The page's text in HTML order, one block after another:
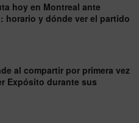
hoy en Montreal ante
horario y dónde ver el partido
al compartir por primera vez
Expósito durante sus